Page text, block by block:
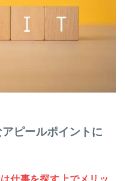
ピールポイントに
仕事を探す上でメリッ